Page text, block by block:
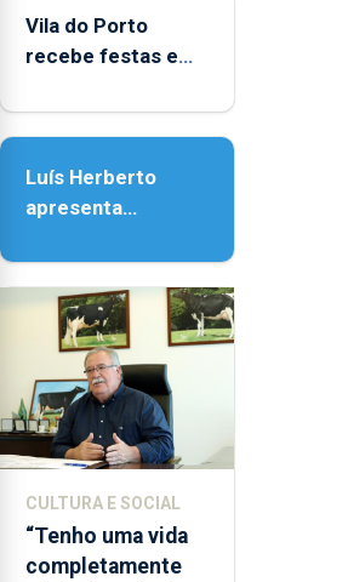
entre
as
e
as
18h00.
Vila do Porto
recebe festas em
Senhora da
Luís Herberto
apresenta
Paisagem’
CULTURA E SOCIAL
“Tenho uma vida
completamente